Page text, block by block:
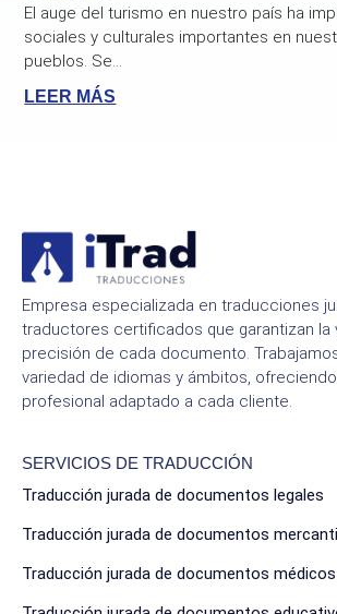
El auge del turismo en nuestro país ha
sociales y culturales importantes en
pueblos. Se...
LEER MÁS
Empresa especializada en traducciones
traductores certificados que garantizan la
precisión de cada documento.
variedad de idiomas y ámbitos,
profesional adaptado a cada cliente.
SERVICIOS DE TRADUCCIÓN
Traducción jurada de documentos legales
Traducción jurada de documentos
Traducción jurada de documentos médicos